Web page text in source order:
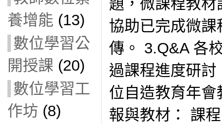
養增能 (13)
數位學習公
開授課 (20)
數位學習工
作坊 (8)
題，微課程教
協助已完成微
傳。 3.Q&A 各
過課程進度研
位自造教育年
報與教材： 課